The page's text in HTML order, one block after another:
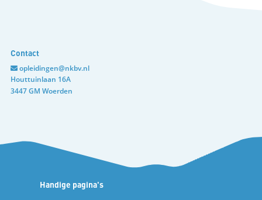
Contact
opleidingen@nkbv.nl
Houttuinlaan 16A
3447 GM Woerden
Handige pagina's